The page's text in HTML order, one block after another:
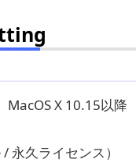
MacOS X 10.15以降
永久ライセンス）